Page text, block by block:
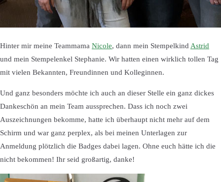
Hinter mir meine Teammama Nicole, dann mein Stempelkind Astrid
und mein Stempelenkel Stephanie. Wir hatten einen wirklich tollen Tag
mit vielen Bekannten, Freundinnen und Kolleginnen.
Und ganz besonders möchte ich auch an dieser Stelle ein ganz dickes
Dankeschön an mein Team aussprechen. Dass ich noch zwei
Auszeichnungen bekomme, hatte ich überhaupt nicht mehr auf dem
Schirm und war ganz perplex, als bei meinen Unterlagen zur
Anmeldung plötzlich die Badges dabei lagen. Ohne euch hätte ich die
nicht bekommen! Ihr seid großartig, danke!